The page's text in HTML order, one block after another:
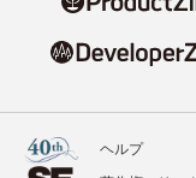
ヘルプ